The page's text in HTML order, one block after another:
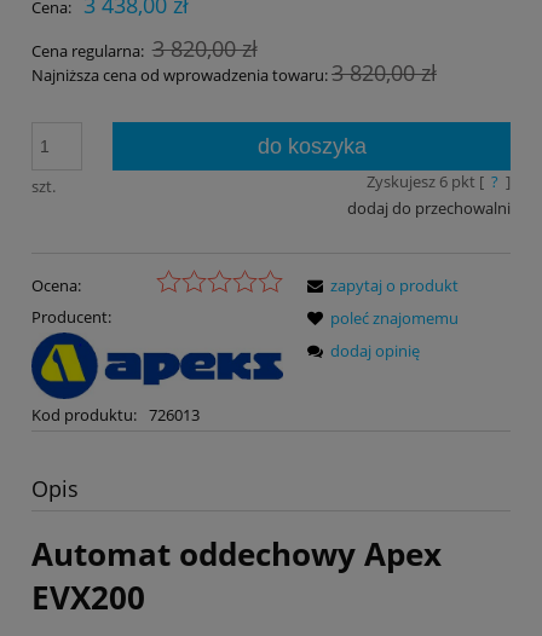
Cena:
Cena regularna: 3 820,00 zł
Najniższa cena od wprowadzenia towaru:3 820,00 zł
szt.
do koszyka
Zyskujesz 6pkt [ ? ]
dodaj do przechowalni
Ocena:
Producent:
Kod produktu: 726013
zapytaj o produkt
poleć znajomemu
dodaj opinię
Opis
Automat oddechowy Apex
EVX200